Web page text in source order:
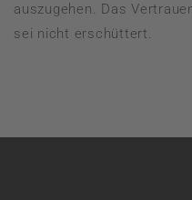
auszugehen. Das
sei nicht erschüttert.